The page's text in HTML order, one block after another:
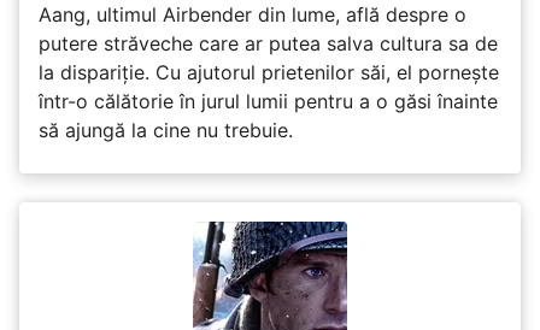
Aang, ultimul Airbender din lume, află despre o
putere străveche care ar putea salva cultura sa de
la dispariție. Cu ajutorul prietenilor săi, el pornește
într-o călătorie în jurul lumii pentru a o găsi înainte
să ajungă la cine nu trebuie.